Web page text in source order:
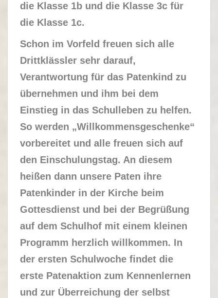
die Klasse 1b und die Klasse 3c für
die Klasse 1c.
Schon im Vorfeld freuen sich alle
Drittklässler sehr darauf,
Verantwortung für das Patenkind zu
übernehmen und ihm bei dem
Einstieg in das Schulleben zu helfen.
So werden „Willkommensgeschenke“
vorbereitet und alle freuen sich auf
den Einschulungstag. An diesem
heißen dann unsere Paten ihre
Patenkinder in der Kirche beim
Gottesdienst und bei der Begrüßung
auf dem Schulhof mit einem kleinen
Programm herzlich willkommen. In
der ersten Schulwoche findet die
erste Patenaktion zum Kennenlernen
und zur Überreichung der selbst